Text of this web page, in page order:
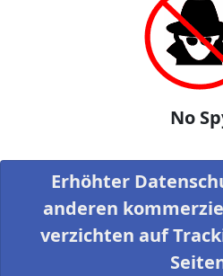
No
Erhöhter
anderen
verzichten auf